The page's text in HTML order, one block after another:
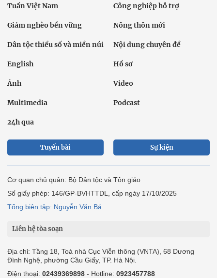
Tuần Việt Nam Công nghiệp hỗ trợ
Giảm nghèo bền vững Nông thôn mới
Dân tộc thiểu số và miền núi Nội dung chuyên đề
English Hồ sơ
Ảnh Video
Multimedia Podcast
24h qua
Tuyến bài Sự kiện
Cơ quan chủ quản: Bộ Dân tộc và Tôn giáo
Số giấy phép: 146/GP-BVHTTDL, cấp ngày 17/10/2025
Tổng biên tập: Nguyễn Văn Bá
Liên hệ tòa soạn
Địa chỉ: Tầng 18, Toà nhà Cục Viễn thông (VNTA), 68 Dương
Đình Nghệ, phường Cầu Giấy, TP. Hà Nội.
Điện thoại: 02439369898 - Hotline: 0923457788